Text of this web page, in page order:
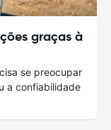
graças à
se preocupar
a confiabilidade